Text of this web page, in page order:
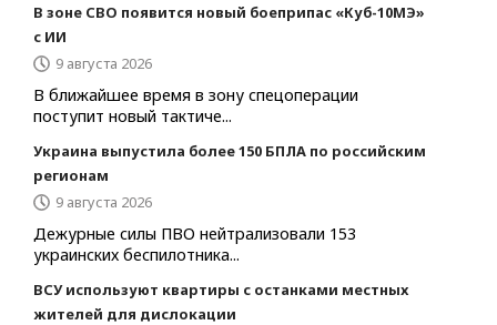
В зоне СВО появится новый боеприпас «Куб-10МЭ»
с ИИ
9 августа 2026
В ближайшее время в зону спецоперации
поступит новый тактиче...
Украина выпустила более 150 БПЛА по российским
регионам
9 августа 2026
Дежурные силы ПВО нейтрализовали 153
украинских беспилотника...
ВСУ используют квартиры с останками местных
жителей для дислокации